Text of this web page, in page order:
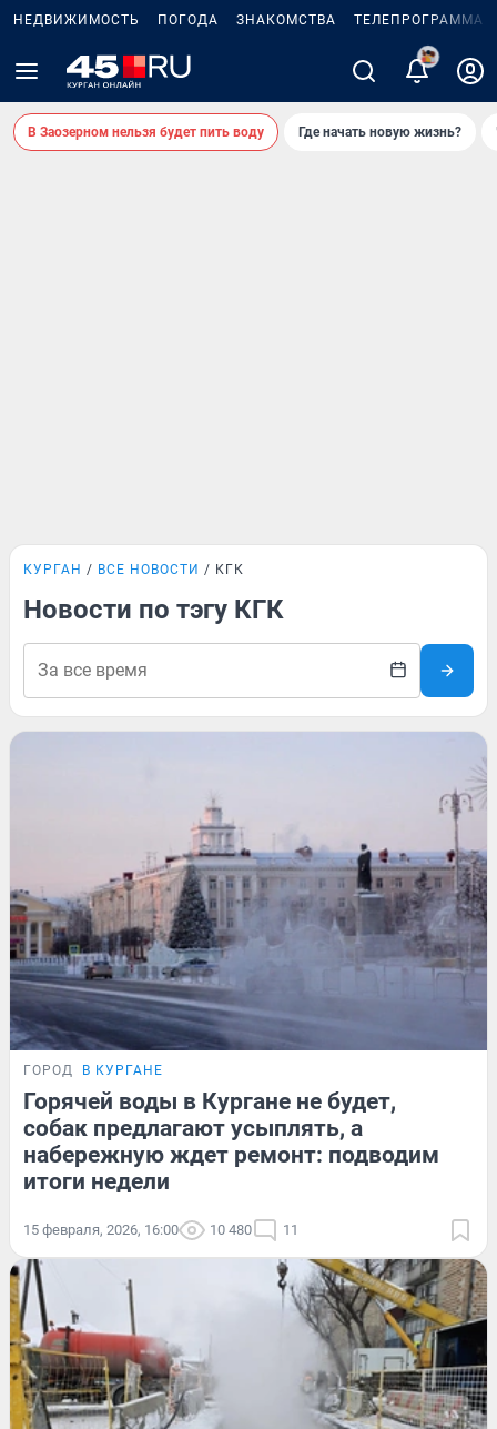
НЕДВИЖИМОСТЬ ПОГОДА ЗНАКОМСТВА ТЕЛЕПРОГРАММА
В Заозерном нельзя будет пить воду Где начать новую жизнь?
КУРГАН ВСЕ НОВОСТИ КГК
Новости по тэгу КГК
ГОРОД В КУРГАНЕ
Горячей воды в Кургане не будет,
собак предлагают усыплять, а
набережную ждет ремонт: подводим
итоги недели
15 февраля, 2026, 16:00 10 480 11